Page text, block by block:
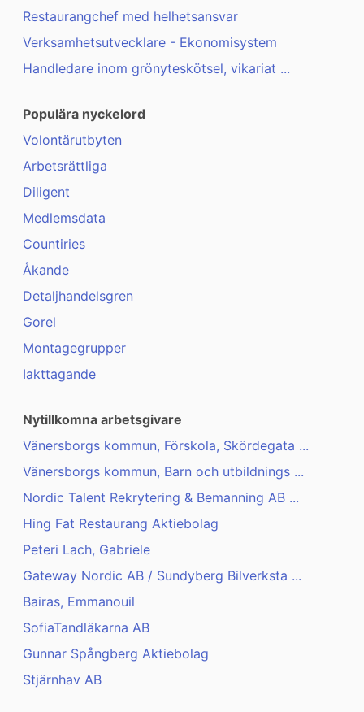
Restaurangchef med helhetsansvar
Verksamhetsutvecklare - Ekonomisystem
Handledare inom grönyteskötsel, vikariat ...
Populära nyckelord
Volontärutbyten
Arbetsrättliga
Diligent
Medlemsdata
Countiries
Åkande
Detaljhandelsgren
Gorel
Montagegrupper
Iakttagande
Nytillkomna arbetsgivare
Vänersborgs kommun, Förskola, Skördegata ...
Vänersborgs kommun, Barn och utbildnings ...
Nordic Talent Rekrytering & Bemanning AB ...
Hing Fat Restaurang Aktiebolag
Peteri Lach, Gabriele
Gateway Nordic AB / Sundyberg Bilverksta ...
Bairas, Emmanouil
SofiaTandläkarna AB
Gunnar Spångberg Aktiebolag
Stjärnhav AB